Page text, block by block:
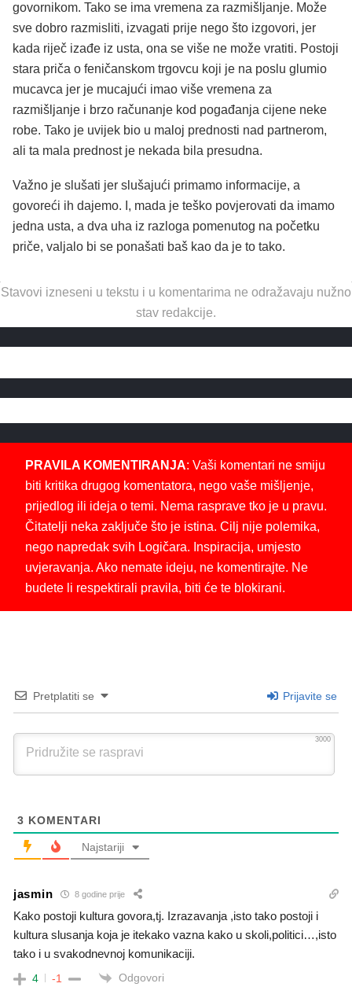
govornikom. Tako se ima vremena za razmišljanje. Može
sve dobro razmisliti, izvagati prije nego što izgovori, jer
kada riječ izađe iz usta, ona se više ne može vratiti. Postoji
stara priča o feničanskom trgovcu koji je na poslu glumio
mucavca jer je mucajući imao više vremena za
razmišljanje i brzo računanje kod pogađanja cijene neke
robe. Tako je uvijek bio u maloj prednosti nad partnerom,
ali ta mala prednost je nekada bila presudna.
Važno je slušati jer slušajući primamo informacije, a
govoreći ih dajemo. I, mada je teško povjerovati da imamo
jedna usta, a dva uha iz razloga pomenutog na početku
priče, valjalo bi se ponašati baš kao da je to tako.
Stavovi izneseni u tekstu i u komentarima ne odražavaju nužno
stav redakcije.
PRAVILA KOMENTIRANJA: Vaši komentari ne smiju
biti kritika drugog komentatora, nego vaše mišljenje,
prijedlog ili ideja o temi. Nema rasprave tko je u pravu.
Čitatelji neka zaključe što je istina. Cilj nije polemika,
nego napredak svih Logičara. Inspiracija, umjesto
uvjeravanja. Ako nemate ideju, ne komentirajte. Ne
budete li respektirali pravila, biti će te blokirani.
Pretplatiti se Prijavite se
3000
3 KOMENTARI
Najstariji
jasmin 8 godine prije
Kako postoji kultura govora,tj. Izrazavanja ,isto tako postoji i
kultura slusanja koja je itekako vazna kako u skoli,politici…,isto
tako i u svakodnevnoj komunikaciji.
4 -1 Odgovori